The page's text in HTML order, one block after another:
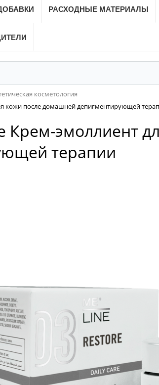
РАСХОДНЫЕ МАТЕРИАЛЫ
косметология
кожи после домашней депигментирующей
Крем-эмоллиент
терапии